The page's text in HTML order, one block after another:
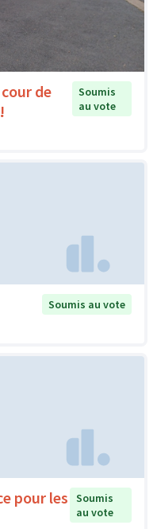
de
Soumis
au vote
Soumis au vote
pour les
Soumis
au vote